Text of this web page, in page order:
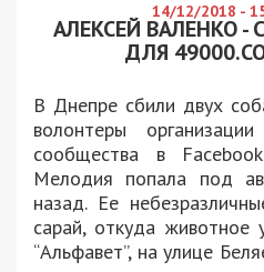
14/12/2018 -
АЛЕКСЕЙ ВАЛЕНКО -
ДЛЯ
В Днепре сбили двух
волонтеры
сообщества в
Мелодия попала под
назад. Ее
сарай, откуда животное
“Альфавет”, на улице